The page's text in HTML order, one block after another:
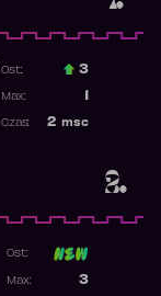
2.
Ost.: 3
Max:
2 msc
Czas:
Ost:
3
Max: